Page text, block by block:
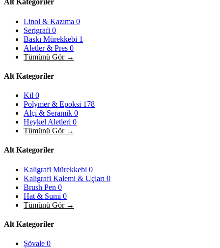
Alt Kategoriler
Linol & Kazıma 0
Serigrafi 0
Baskı Mürekkebi 1
Aletler & Pres 0
Tümünü Gör →
Alt Kategoriler
Kil 0
Polymer & Epoksi 178
Alçı & Seramik 0
Heykel Aletleri 0
Tümünü Gör →
Alt Kategoriler
Kaligrafi Mürekkebi 0
Kaligrafi Kalemi & Uçları 0
Brush Pen 0
Hat & Sumi 0
Tümünü Gör →
Alt Kategoriler
Şövale 0